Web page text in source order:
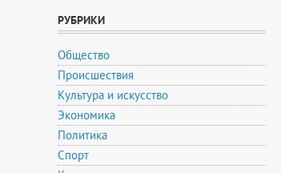
РУБРИКИ
Общество
Происшествия
Культура и искусство
Экономика
Политика
Спорт